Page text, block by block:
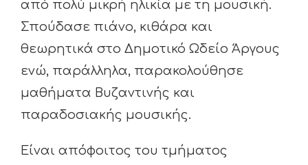
από πολύ μικρή ηλικία με τη μουσική.
Σπούδασε πιάνο, κιθάρα και
θεωρητικά στο Δημοτικό Ωδείο Άργους
ενώ, παράλληλα, παρακολούθησε
μαθήματα Βυζαντινής και
παραδοσιακής μουσικής.
Είναι απόφοιτος του τμήματος